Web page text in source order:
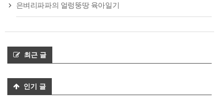
은벼리파파의 얼렁뚱땅 육아일기
최근 글
인기 글